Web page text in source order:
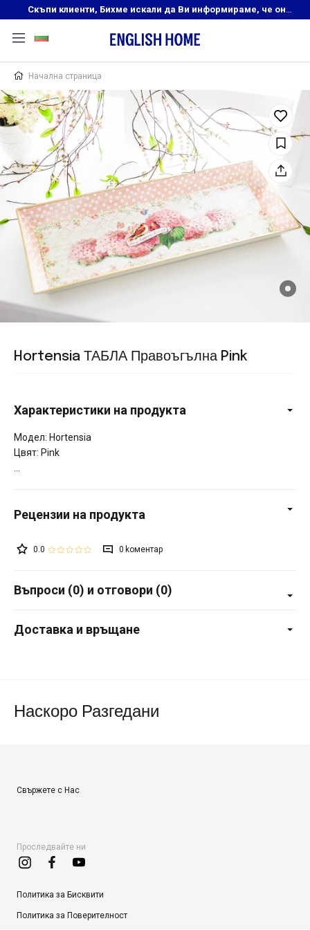
Скъпи клиенти, Бихме искали да Ви информираме, че онлайн магазинът на English Home преустановява своята дейност. Прекрасният ни и усмихнат екип ,Ви очаква в нашите физически магазини, където ще откриете любимите си продукти! Благодарим Ви, че сте част от семейството на Еnglish Home!
Начална страница
Hortensia ТАБЛА Правоъгълна Pink
Характеристики на продукта
Модел: Hortensia
Цвят: Pink
0.0 0
Въпроси (0) и отговори (0)
Доставка и връщане
Наскоро Разгедани
Свържете с Нас
Проследвайте ни
Политика за Бисквити
Политика за Поверителност